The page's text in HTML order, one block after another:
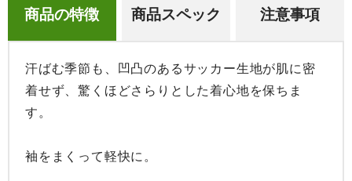
商品の特徴 商品スペック 注意事項
汗ばむ季節も、凹凸のあるサッカー生地が肌に密
着せず、驚くほどさらりとした着心地を保ちま
す。
袖をまくって軽快に。